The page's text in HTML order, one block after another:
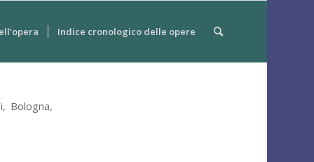
Indice cronologico delle opere
, Bologna,